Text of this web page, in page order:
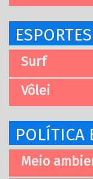
Surf
Vôlei
POLÍTICA
Meio